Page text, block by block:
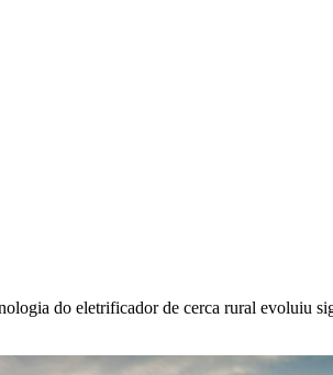
do eletrificador de cerca rural evoluiu